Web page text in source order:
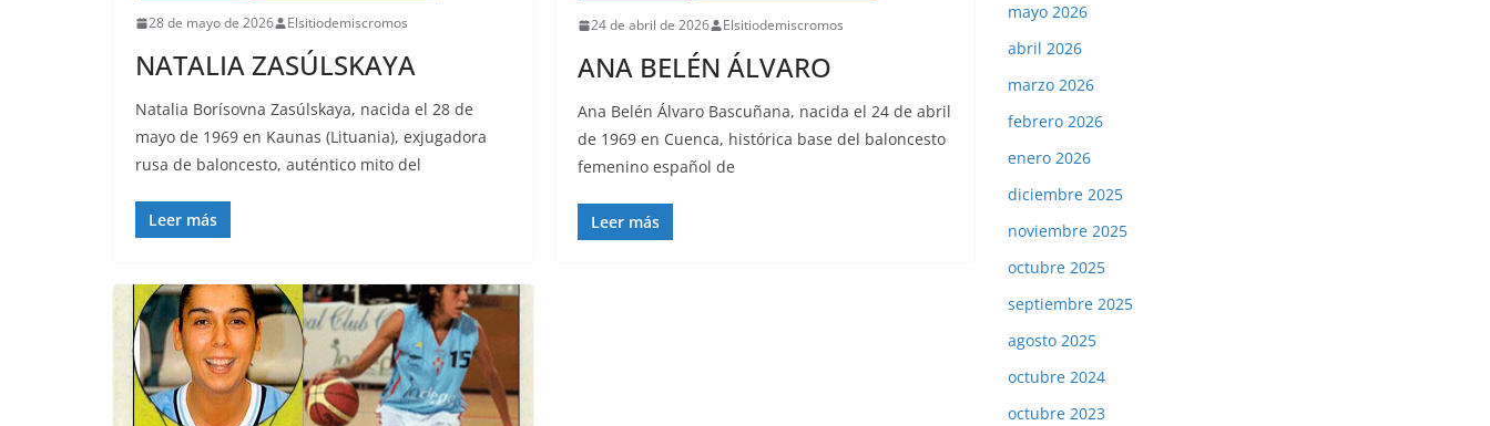
28 de mayo de 2026 Elsitiodemiscromos
NATALIA ZASÚLSKAYA
Natalia Borísovna Zasúlskaya, nacida el 28 de
mayo de 1969 en Kaunas (Lituania), exjugadora
rusa de baloncesto, auténtico mito del
Leer más
24 de abril de 2026 Elsitiodemiscromos
ANA BELÉN ÁLVARO
Ana Belén Álvaro Bascuñana, nacida el 24 de abril
de 1969 en Cuenca, histórica base del baloncesto
femenino español de
Leer más
mayo 2026
abril 2026
marzo 2026
febrero 2026
enero 2026
diciembre 2025
noviembre 2025
octubre 2025
septiembre 2025
agosto 2025
octubre 2024
octubre 2023